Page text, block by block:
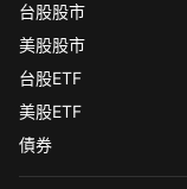
台股股市
美股股市
台股ETF
美股ETF
債券